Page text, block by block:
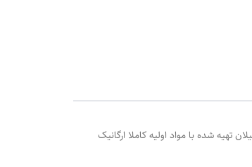
شده با مواد اولیه کاملا ارگانیک